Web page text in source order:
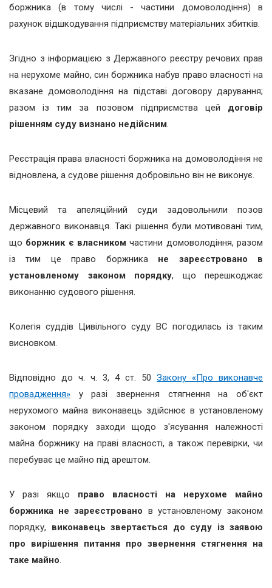
боржника (в тому числі - частини домоволодіння) в
рахунок відшкодування підприємству матеріальних збитків.
Згідно з інформацією з Державного реєстру речових прав
на нерухоме майно, син боржника набув право власності на
вказане домоволодіння на підставі договору дарування;
разом із тим за позовом підприємства цей договір
рішенням суду визнано недійсним.
Реєстрація права власності боржника на домоволодіння не
відновлена, а судове рішення добровільно він не виконує.
Місцевий та апеляційний суди задовольнили позов
державного виконавця. Такі рішення були мотивовані тим,
що боржник є власникомчастини домоволодіння, разом
із тим це право боржника не зареєстровано в
установленому законом порядку, що перешкоджає
виконанню судового рішення.
Колегія суддів Цивільного суду ВС погодилась із таким
висновком.
Відповідно до ч. ч. 3, 4 ст. 50 Закону «Про виконавче
провадження» у разі звернення стягнення на об'єкт
нерухомого майна виконавець здійснює в установленому
законом порядку заходи щодо з'ясування належності
майна боржнику на праві власності, а також перевірки, чи
перебуває це майно під арештом.
У разі якщо право власності на нерухоме майно
боржника не зареєстровано в установленому законом
порядку, виконавець звертається до суду із заявою
про вирішення питання про звернення стягнення на
таке майно.